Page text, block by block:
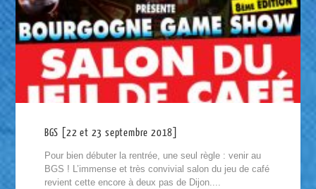
BGS [22 et 23 septembre 2018]
Pour bien débuter la rentrée, une seul règle : venir au
BGS ! L’immense et très convivial salon du jeu de café
revient cette encore à deux pas de Dijon....